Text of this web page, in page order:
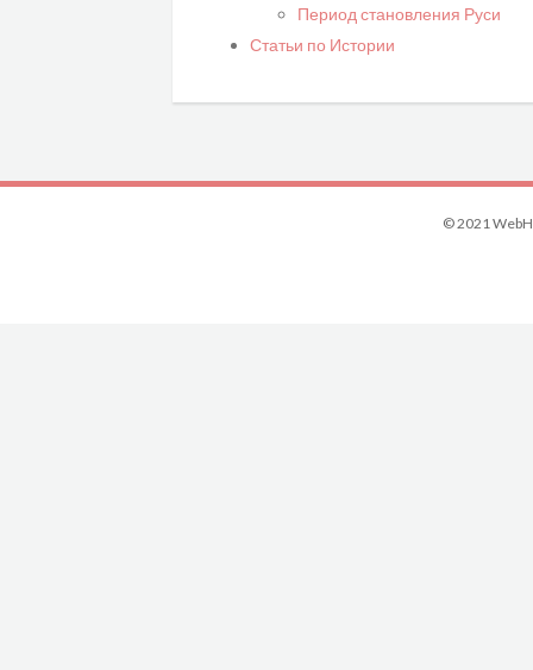
Период становления Руси
Статьи по Истории
© 2021